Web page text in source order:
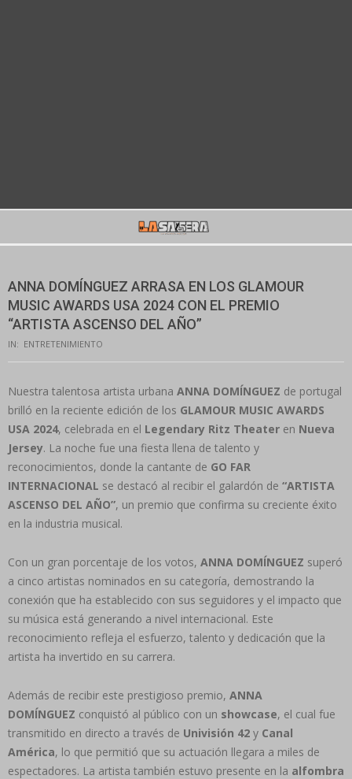
ANNA DOMÍNGUEZ ARRASA EN LOS GLAMOUR
MUSIC AWARDS USA 2024 CON EL PREMIO
“ARTISTA ASCENSO DEL AÑO”
IN: ENTRETENIMIENTO
Nuestra talentosa artista urbana ANNA DOMÍNGUEZ de portugal
brilló en la reciente edición de los GLAMOUR MUSIC AWARDS
USA 2024, celebrada en el Legendary Ritz Theater en Nueva
Jersey. La noche fue una fiesta llena de talento y
reconocimientos, donde la cantante de GO FAR
INTERNACIONAL se destacó al recibir el galardón de “ARTISTA
ASCENSO DEL AÑO”, un premio que confirma su creciente éxito
en la industria musical.
Con un gran porcentaje de los votos, ANNA DOMÍNGUEZ superó
a cinco artistas nominados en su categoría, demostrando la
conexión que ha establecido con sus seguidores y el impacto que
su música está generando a nivel internacional. Este
reconocimiento refleja el esfuerzo, talento y dedicación que la
artista ha invertido en su carrera.
Además de recibir este prestigioso premio, ANNA
DOMÍNGUEZ conquistó al público con un showcase, el cual fue
transmitido en directo a través de Univisión 42 y Canal
América, lo que permitió que su actuación llegara a miles de
espectadores. La artista también estuvo presente en la alfombra